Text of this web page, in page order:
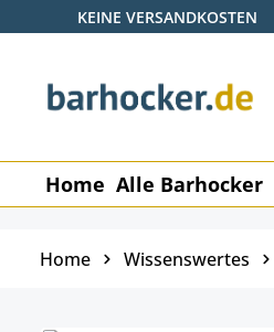
Hauptinhalt springen
Zur Suche springen
Zur Hauptnavigation springen
KEINE VERSANDKOSTEN
Home Alle Barhocker
Home Wissenswertes